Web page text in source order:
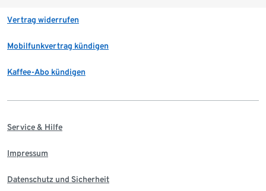
Vertrag widerrufen
Mobilfunkvertrag kündigen
Kaffee-Abo kündigen
Service & Hilfe
Impressum
Datenschutz und Sicherheit